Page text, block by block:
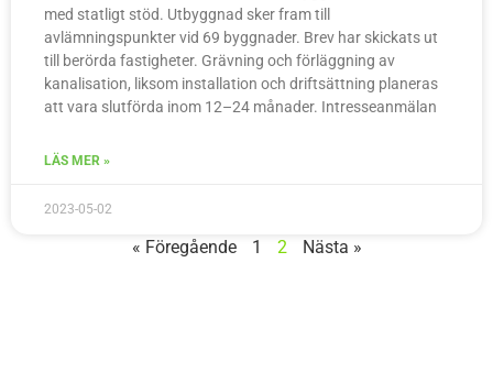
med statligt stöd. Utbyggnad sker fram till
avlämningspunkter vid 69 byggnader. Brev har skickats ut
till berörda fastigheter. Grävning och förläggning av
kanalisation, liksom installation och driftsättning planeras
att vara slutförda inom 12–24 månader. Intresseanmälan
LÄS MER »
2023-05-02
« Föregående 1 2 Nästa »